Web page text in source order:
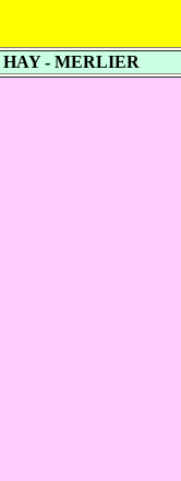
HAY - MERLIER